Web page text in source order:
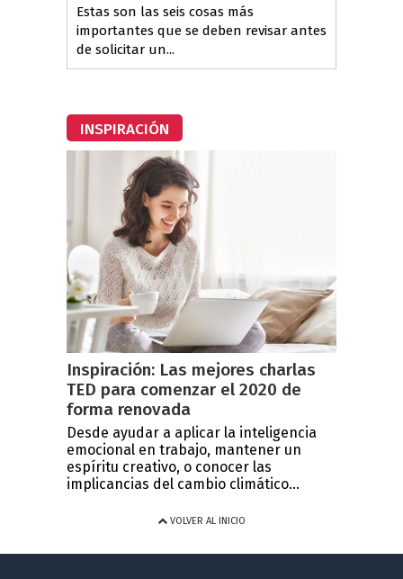
Estas son las seis cosas más
importantes que se deben revisar antes
de solicitar un...
INSPIRACIÓN
Inspiración: Las mejores charlas
TED para comenzar el 2020 de
forma renovada
Desde ayudar a aplicar la inteligencia
emocional en trabajo, mantener un
espíritu creativo, o conocer las
implicancias del cambio climático...
VOLVER AL INICIO